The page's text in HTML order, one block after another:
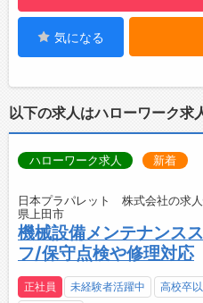
気になる
以下の求人はハローワーク求
ハローワーク求人 新着
日本プラパレット 株式会社の求
県上田市
機械設備メンテナンス
フ/保守点検や修理対応
正社員 未経験者活躍中
高校卒